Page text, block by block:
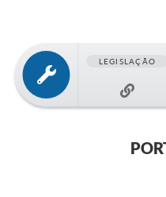
LEGISLAÇÃO